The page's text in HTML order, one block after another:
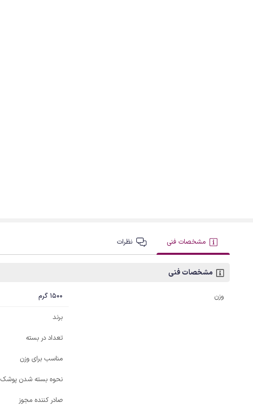
مشخصات فنی نظرات
مشخصات فنی
وزن 1500 گرم
برند
تعداد در بسته
مناسب برای وزن
نحوه بسته شدن پوشک
صادر کننده مجوز